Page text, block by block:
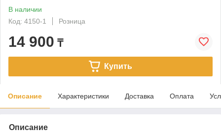
В наличии
Код: 4150-1
Розница
14 900 ₸
Купить
Описание Характеристики Доставка Оплата
Описание